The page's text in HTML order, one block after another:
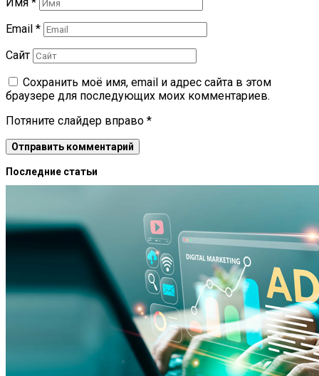
Email *
Сайт
Сохранить моё имя, email и адрес сайта в этом
браузере для последующих моих комментариев.
Потяните слайдер вправо *
Последние статьи